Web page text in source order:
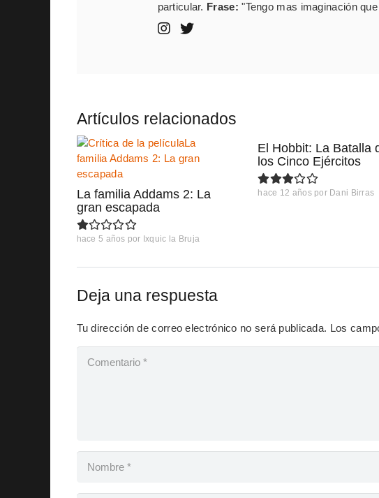
particular. Frase: "Tengo mas imaginación
Artículos relacionados
La familia Addams 2: La
gran escapada
hace 5 años por Ixquic la Bruja
El Hobbit: La Batalla
los Cinco Ejércitos
hace 12 años por Dani Birras
Deja una respuesta
Tu dirección de correo electrónico no será publicada. Los